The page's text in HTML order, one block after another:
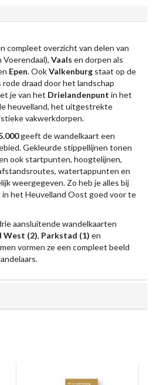
compleet overzicht van delen van
Voerendaal), Vaals en dorpen als
Epen. OokValkenburg staat op de
rode draad door het landschap
je van het Drielandenpunt in het
heuvelland, het uitgestrekte
vakwerkdorpen.
geeft de wandelkaart een
Gekleurde stippellijnen tonen
ook startpunten, hoogtelijnen,
watertappunten en
weergegeven. Zo heb je alles bij
in het Heuvelland Oost goed voor te
aansluitende wandelkaarten
West (2), Parkstad (1) en
vormen ze een compleet beeld